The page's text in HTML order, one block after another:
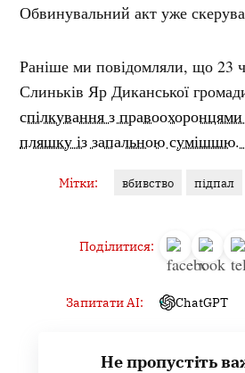
Обвинувальний акт уже
Раніше ми повідомляли, що 23
Слиньків Яр Диканської
спілкування з
пляшку із запальною сумішшю.
Мітки: вбивство підпал
Поділитися:
Запитати AI: ChatGPT
Не пропустіть